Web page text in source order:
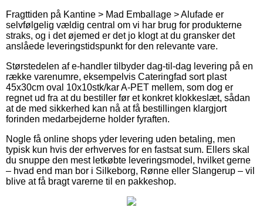
Fragttiden på Kantine > Mad Emballage > Alufade er
selvfølgelig vældig central om vi har brug for produkterne
straks, og i det øjemed er det jo klogt at du gransker det
anslåede leveringstidspunkt for den relevante vare.
Størstedelen af e-handler tilbyder dag-til-dag levering på en
række varenumre, eksempelvis Cateringfad sort plast
45x30cm oval 10x10stk/kar A-PET mellem, som dog er
regnet ud fra at du bestiller før et konkret klokkeslæt, sådan
at de med sikkerhed kan nå at få bestillingen klargjort
forinden medarbejderne holder fyraften.
Nogle få online shops yder levering uden betaling, men
typisk kun hvis der erhverves for en fastsat sum. Ellers skal
du snuppe den mest letkøbte leveringsmodel, hvilket gerne
– hvad end man bor i Silkeborg, Rønne eller Slangerup – vil
blive at få bragt varerne til en pakkeshop.